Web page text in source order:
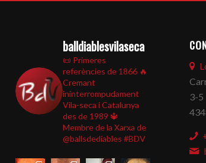
balldiablesvilaseca
📜 Primeres
referències de 1866 🔥
Cremant
ininterrompudament
Vila-seca i Catalunya
des de 1989 🔱
Membre de la Xarxa de
@ballsdediables #BDV
3-5